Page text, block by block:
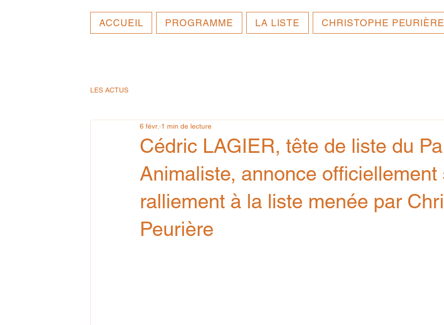
ACCUEIL PROGRAMME LA LISTE CHRISTOPHE PEURIÈRE
LES ACTUS
Cédric LAGIER, tête de liste du
Animaliste, annonce officiellement
ralliement à la liste menée par
Peurière
6 févr. 1 min de lecture